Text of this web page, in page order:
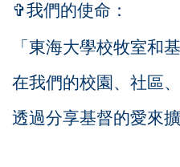
✞我們的使命：
「東海大學校牧室和
在我們的校園、社區
透過分享基督的愛來